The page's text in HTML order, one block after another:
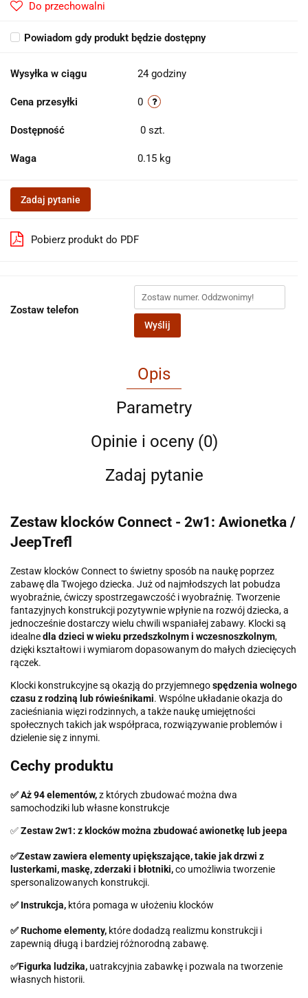
Do przechowalni
Powiadom gdy produkt będzie dostępny
Wysyłka w ciągu 24 godziny
Cena przesyłki 0
Dostępność 0 szt.
Waga 0.15 kg
Zadaj pytanie
Pobierz produkt do PDF
Zostaw telefon
Wyślij
Opis
Parametry
Opinie i oceny (0)
Zadaj pytanie
Zestaw klocków Connect - 2w1: Awionetka /
JeepTrefl
Zestaw klocków Connect to świetny sposób na naukę poprzez
zabawę dla Twojego dziecka. Już od najmłodszych lat pobudza
wyobraźnie, ćwiczy spostrzegawczość i wyobraźnię. Tworzenie
fantazyjnych konstrukcji pozytywnie wpłynie na rozwój dziecka, a
jednocześnie dostarczy wielu chwili wspaniałej zabawy. Klocki są
idealnedla dzieci w wieku przedszkolnym i wczesnoszkolnym,
dzięki kształtowi i wymiarom dopasowanym do małych dziecięcych
rączek.
Klocki konstrukcyjne są okazją do przyjemnegospędzenia wolnego
czasu z rodziną lub rówieśnikami. Wspólne układanie okazja do
zacieśniania więzi rodzinnych, a także naukę umiejętności
społecznych takich jak współpraca, rozwiązywanie problemów i
dzielenie się z innymi.
Cechy produktu
✅Aż 94 elementów,z których zbudować można dwa
samochodziki lub własne konstrukcje
✅Zestaw 2w1: z klocków można zbudować awionetkę lub jeepa
✅Zestaw zawiera elementy upiększające, takie jak drzwi z
lusterkami, maskę, zderzaki i błotniki,co umożliwia tworzenie
spersonalizowanych konstrukcji.
✅ Instrukcja, która pomaga w ułożeniu klocków
✅ Ruchome elementy, które dodadzą realizmu konstrukcji i
zapewnią długą i bardziej różnorodną zabawę.
✅Figurka ludzika, uatrakcyjnia zabawkę i pozwala na tworzenie
własnych historii.